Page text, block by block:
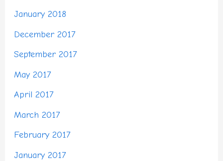
January 2018
December 2017
September 2017
May 2017
April 2017
March 2017
February 2017
January 2017